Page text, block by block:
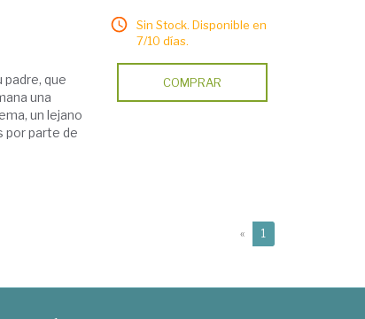
padre, que
una
un lejano
por parte de
Sin Stock. Disponible en
7/10 días.
COMPRAR
« 1